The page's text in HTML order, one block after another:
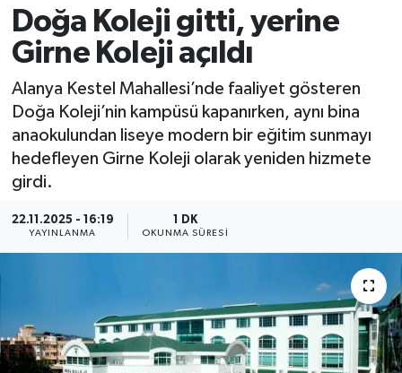
Doğa Koleji gitti, yerine
Girne Koleji açıldı
Alanya Kestel Mahallesi’nde faaliyet gösteren
Doğa Koleji’nin kampüsü kapanırken, aynı bina
anaokulundan liseye modern bir eğitim sunmayı
hedefleyen Girne Koleji olarak yeniden hizmete
girdi.
22.11.2025 - 16:19
YAYINLANMA
1 DK
OKUNMA SÜRESI
Spor
Ekonomi
Gazipaşa
Tüm Manşetler
Son Dakika Haberleri
Haber Arşivi